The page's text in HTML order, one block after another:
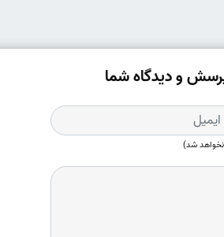
و دیدگاه شما
شد)